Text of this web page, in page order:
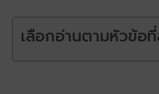
เลือกอ่านตามหัวข้อ